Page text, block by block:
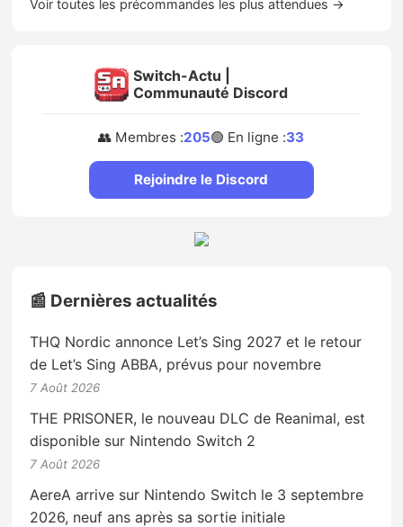
Voir toutes les précommandes les plus attendues →
Switch-Actu |
Communauté Discord
👥 Membres :205🟢 En ligne :33
Rejoindre le Discord
📰 Dernières actualités
THQ Nordic annonce Let’s Sing 2027 et le retour
de Let’s Sing ABBA, prévus pour novembre
7 Août 2026
THE PRISONER, le nouveau DLC de Reanimal, est
disponible sur Nintendo Switch 2
7 Août 2026
AereA arrive sur Nintendo Switch le 3 septembre
2026, neuf ans après sa sortie initiale